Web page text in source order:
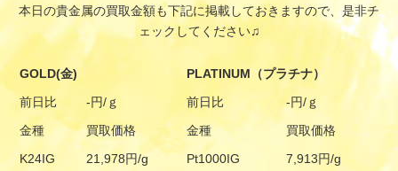
本日の貴金属の買取金額も下記に掲載しておきますので、是非チ
ェックしてください♫
GOLD(金)
PLATINUM（プラチナ）
前日比
-円/ｇ 前日比
-円/ｇ
金種
買取価格 金種
買取価格
K24IG
21,978円/g Pt1000IG
7,913円/g